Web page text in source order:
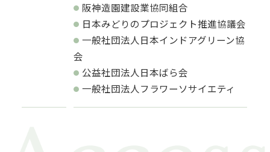
阪神造園建設業協同組合
日本みどりのプロジェクト推進協議会
一般社団法人日本インドアグリーン協
会
公益社団法人日本ばら会
一般社団法人フラワーソサイエティ